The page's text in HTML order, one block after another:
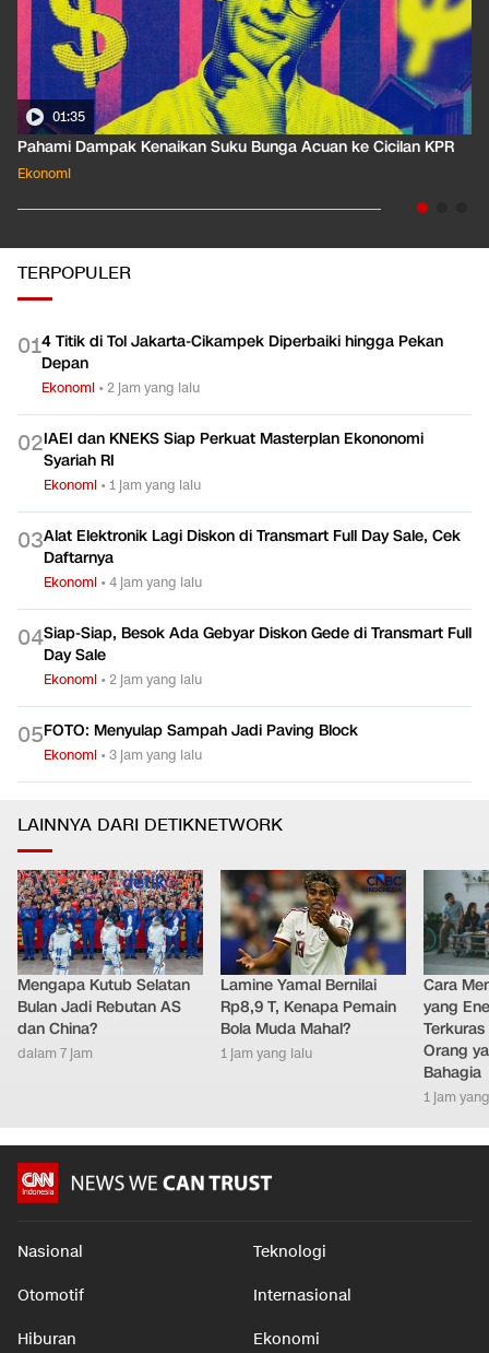
Suku Bunga Acuan ke Cicilan KPR
01:58
Besaran Pajak
TERPOPULER
014 Titik di Tol Jakarta-Cikampek Diperbaiki hingga Pekan
Depan
Ekonomi •2 jam yang lalu
02IAEI dan KNEKS Siap Perkuat Masterplan Ekononomi
Syariah RI
Ekonomi •1 jam yang lalu
03Alat Elektronik Lagi Diskon di Transmart Full Day Sale, Cek
Daftarnya
Ekonomi •4 jam yang lalu
04Siap-Siap, Besok Ada Gebyar Diskon Gede di Transmart Full
Day Sale
Ekonomi •2 jam yang lalu
05FOTO: Menyulap Sampah Jadi Paving Block
Ekonomi •3 jam yang lalu
LAINNYA DARI DETIKNETWORK
Mengapa Kutub Selatan
Bulan Jadi Rebutan AS
dan China?
dalam 7 jam
Lamine Yamal Bernilai
Rp8,9 T, Kenapa Pemain
Bola Muda Mahal?
1 jam yang lalu
Cara
yang
Orang
Bahagia
1 jam
Nasional Teknologi
Otomotif Internasional
Hiburan Ekonomi